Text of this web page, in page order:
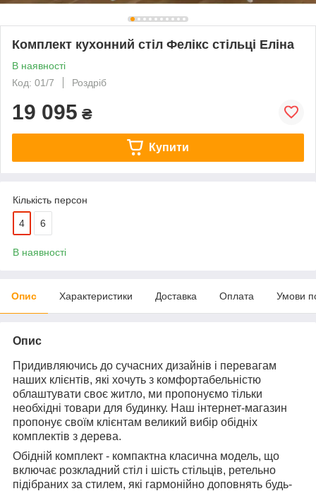
Комплект кухонний стіл Фелікс стільці Еліна
В наявності
Код: 01/7
Роздріб
19 095 ₴
Купити
Кількість персон
4 6
В наявності
Опис Характеристики Доставка Оплата Умови
Опис
Придивляючись до сучасних дизайнів і перевагам
наших клієнтів, які хочуть з комфортабельністю
облаштувати своє житло, ми пропонуємо тільки
необхідні товари для будинку. Наш інтернет-магазин
пропонує своїм клієнтам великий вибір обідніх
комплектів з дерева.
Обідній комплект - компактна класична модель, що
включає розкладний стіл і шість стільців, ретельно
підібраних за стилем, які гармонійно доповнять будь-